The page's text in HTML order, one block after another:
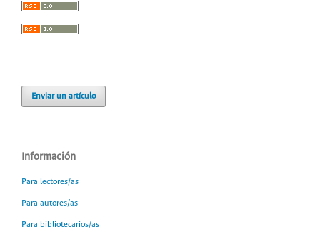
Enviar un artículo
Información
Para lectores/as
Para autores/as
Para bibliotecarios/as